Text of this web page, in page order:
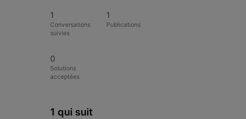
1
Conversations
suivies
1
Publications
0
Solutions
acceptées
1 qui suit